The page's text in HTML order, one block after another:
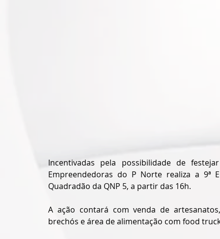
Incentivadas pela possibilidade de
Empreendedoras do P Norte realiza a 9ª
Quadradão da QNP 5, a partir das 16h.
A ação contará com venda de
brechós e área de alimentação com food